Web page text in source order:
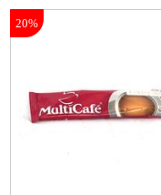
20%